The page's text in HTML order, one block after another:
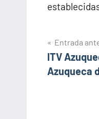
de
Entrada
ITV
Azuqueca